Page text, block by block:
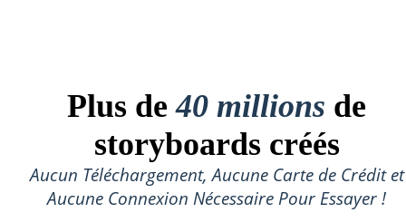
Plus de40 millions de
storyboards créés
Aucun Téléchargement, Aucune Carte de Crédit et
Aucune Connexion Nécessaire Pour Essayer !